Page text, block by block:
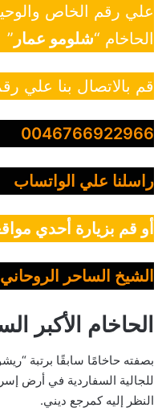
علي رقم الخاص
الحاخام “شلومو عمار ”
قم بالاتصال بنا علي
0046766922966
راسلنا علي الواتساب
أو قم بزيارة أحدي
الشيخ الساحر الروحاني
الحاخام الأكبر
بصفته حاخامًا سابقًا برتبة
للجالية السفاردية في أرض
النظر إليه كمرجع ديني.